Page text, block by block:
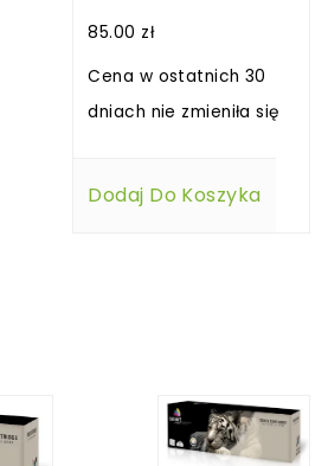
85.00 zł
Cena w ostatnich 30
dniach nie zmieniła się
Dodaj Do Koszyka